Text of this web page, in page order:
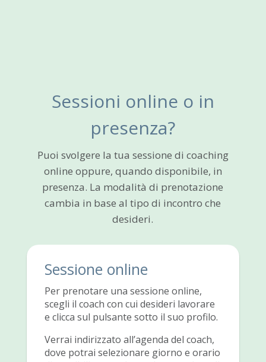
Sessioni online o in
presenza?
Puoi svolgere la tua sessione di coaching
online oppure, quando disponibile, in
presenza. La modalità di prenotazione
cambia in base al tipo di incontro che
desideri.
Sessione online
Per prenotare una sessione online,
scegli il coach con cui desideri lavorare
e clicca sul pulsante sotto il suo profilo.
Verrai indirizzato all’agenda del coach,
dove potrai selezionare giorno e orario